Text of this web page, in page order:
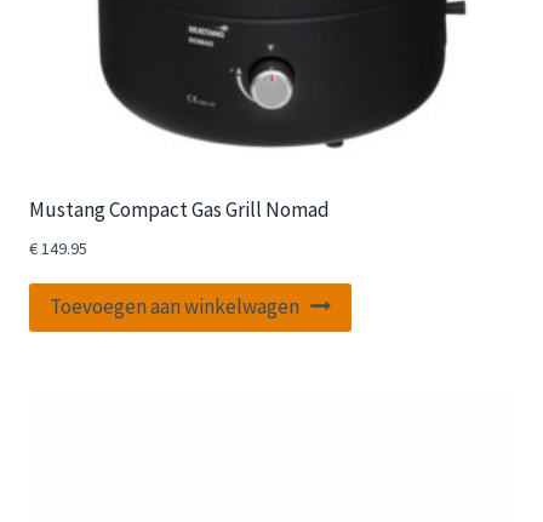
Mustang Compact Gas Grill Nomad
€ 149.95
Toevoegen aan winkelwagen